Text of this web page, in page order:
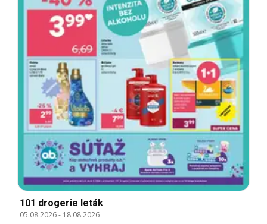
101 drogerie leták
05.08.2026- 18.08.2026